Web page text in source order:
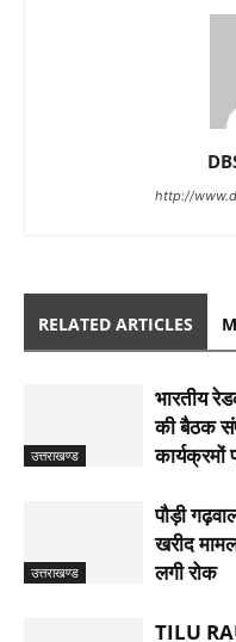
http://
RELATED ARTICLES
उत्तराखण्ड
भारतीय
की बैठक
कार्यक्रमों
उत्तराखण्ड
पौड़ी
खरीद
लगी रोक
TILU